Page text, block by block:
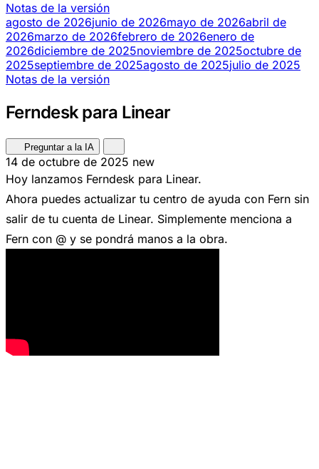
Notas de la versión
agosto de 2026junio de 2026mayo de 2026abril de
2026marzo de 2026febrero de 2026enero de
2026diciembre de 2025noviembre de 2025octubre de
2025septiembre de 2025agosto de 2025julio de 2025
Notas de la versión
Ferndesk para Linear
Preguntar a la IA
14 de octubre de 2025 new
Hoy lanzamos Ferndesk para Linear.
Ahora puedes actualizar tu centro de ayuda con Fern sin
salir de tu cuenta de Linear. Simplemente menciona a
Fern con @ y se pondrá manos a la obra.